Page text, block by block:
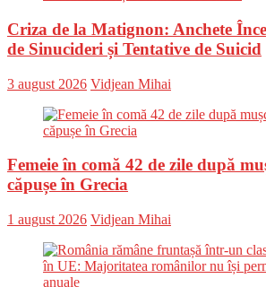
Criza de la Matignon: Anchete
de Sinucideri și Tentative de Suicid
Posted
3 august 2026 Author
Vidjean Mihai
Femeie în comă 42 de zile după
căpușe în Grecia
Posted
1 august 2026 Author
Vidjean Mihai